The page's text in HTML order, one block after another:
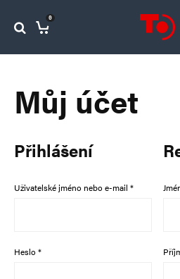
0
Můj účet
Přihlášení
Uživatelské jméno nebo e-mail *Povinné
Heslo *Povinné